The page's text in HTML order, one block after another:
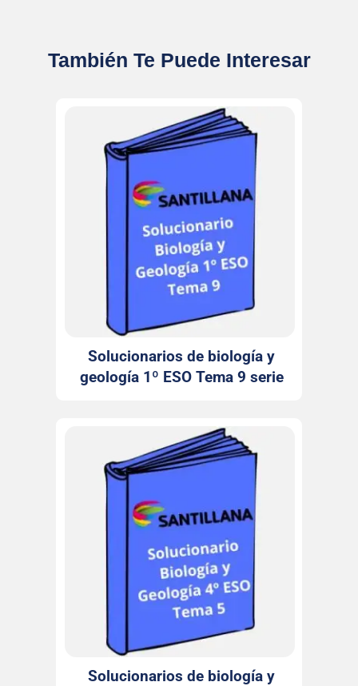
También Te Puede Interesar
Solucionarios de biología y
geología 1º ESO Tema 9 serie
Solucionarios de biología y